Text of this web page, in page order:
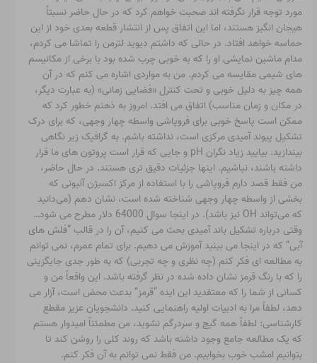
مورد توجه قرار نگرفته اند صحبت خواهم کرد که در حال حاضر نسبتاً
هیجان انگیز هستند، اما این اتفاق پس از انتشار قطعه بعدی خود از این
حماسه خواهد افتاد. در حالی که داشتم دیوید لترمن را تماشا می کردم،
مدام ماشین نمایشی او را که به خوبی چرب شده بود با برخی از مکانیسم
های شیمی مقایسه می کردم. من به مواردی اشاره می کنم که در آن
همه چیز به دلیل خوبی و تحت کنترل «فضایی زمانی» (به عبارت دیگر،
در مکان و زمان مناسب) اتفاق می افتد. امروز به ذهنم خطور کرد که
ممکن است پاسخ خوبی برای فروپاشی واسطه چهار وجهی، که برای درک
تشکیل پیوند آمیدی مرکزی است، نداشته باشم. به گرافیک زیر نگاهی
بیندازید. بیایید زیاد نگران pH و جایی که قرار است پروتون های ما قرار
داشته باشند، نباشیم. اینها جزئیات دقیق تری هستند. در حال حاضر،
من فقط قصد دارم فروپاشی را با استفاده از مرکز اکسیژن آنیونی که
بخشی از واسطه چهار وجهی شناخته شده است، نشان دهم (می‌دانید
که می‌تواند OH نیز باشد). در اینجا سوال 64000 دلار مطرح می شود…
وقتی درباره تشکیل باند آمیدی بحث می کنیم، آن را در قالب “فلش های
آبی” که در اینجا می بینید آموزش می دهیم. برای تمام عمرم، نمی توانم
به مطالعه ای فکر کنم (چه نظری و چه تجربی) که به طور جدی جایگزینی
را که با رنگ قرمز نشان داده شده در نظر گرفته باشد. این واقعاً من و
کسانی از شما را که معتقدید این ایده “قرمز” بدعت محض است، آزار می
دهد، لطفاً مرا به ادبیات اولیه راهنمایی کنید. دانشجویان عزیز مقطع
کارشناسی: لطفاً همه گیج و سردرگم نشوید، من مطمئناً امیدوار هستم
که یک مطالعه جامع وجود داشته باشد که روند کلی را روشن کند تا
بتوانیم امشب خوب بخوابیم. من فقط نمی توانم به آن فکر کنم.